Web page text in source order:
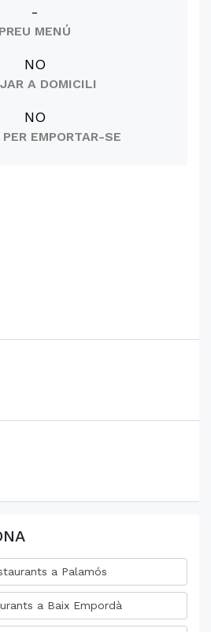
-
PREU MENÚ
NO
A DOMICILI
NO
EMPORTAR-SE
a Palamós
a Baix Empordà